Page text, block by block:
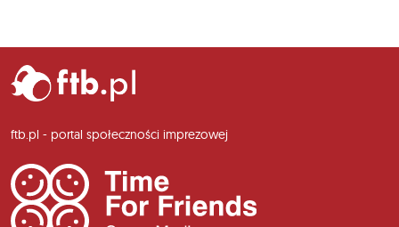
ftb.pl - portal społeczności imprezowej